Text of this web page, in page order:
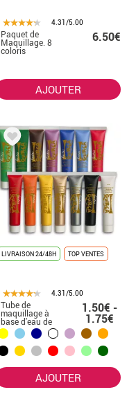
4.31/5.00
Paquet de
Maquillage. 8
coloris
6.50€
AJOUTER
LIVRAISON 24/48H TOP VENTES
4.31/5.00
Tube de
maquillage à
base d'eau de
différentes
couleurs 20 ml
1.50€ -
1.75€
AJOUTER